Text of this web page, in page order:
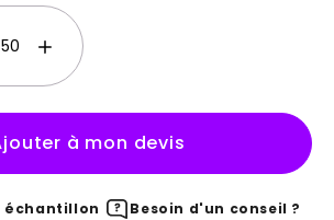
à mon devis
échantillon Besoin d'un conseil ?